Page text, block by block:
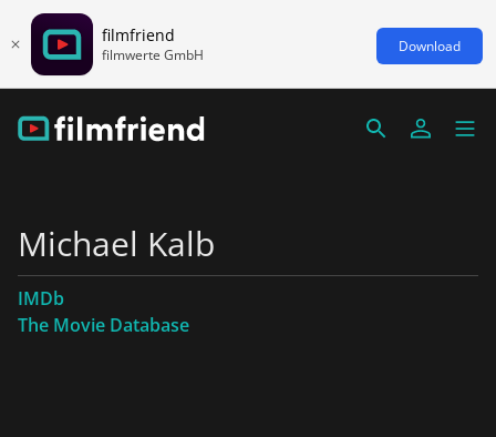
filmfriend
filmwerte GmbH Download
Michael Kalb
IMDb
The Movie Database